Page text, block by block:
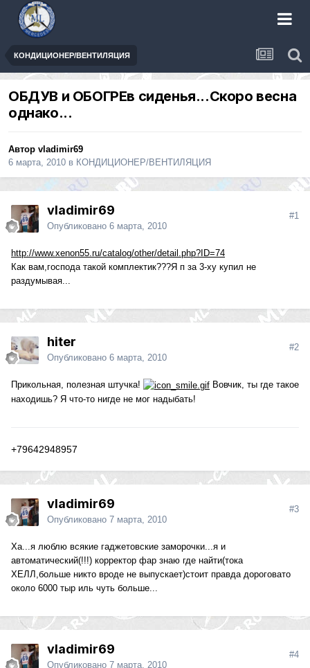
КОНДИЦИОНЕР/ВЕНТИЛЯЦИЯ
ОБДУВ и ОБОГРЕв сиденья...Скоро весна
однако...
Автор vladimir69
6 марта, 2010 в КОНДИЦИОНЕР/ВЕНТИЛЯЦИЯ
vladimir69
Опубликовано 6 марта, 2010
#1
http://www.xenon55.ru/catalog/other/detail.php?ID=74
Как вам,господа такой комплектик???Я п за 3-ху купил не
раздумывая...
hiter
Опубликовано 6 марта, 2010
#2
Прикольная, полезная штучка!
Вовчик, ты где такое
находишь? Я что-то нигде не мог надыбать!
+79642948957
vladimir69
Опубликовано 7 марта, 2010
#3
Ха...я люблю всякие гаджетовские заморочки...я и
автоматический(!!!) корректор фар знаю где найти(тока
ХЕЛЛ,больше никто вроде не выпускает)стоит правда дороговато
около 6000 тыр иль чуть больше...
vladimir69
Опубликовано 7 марта, 2010
#4